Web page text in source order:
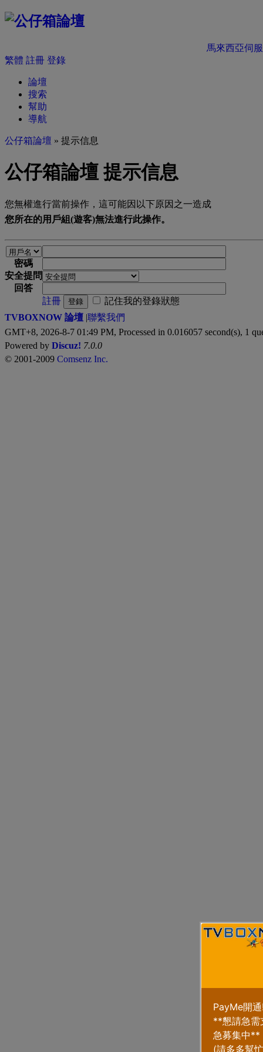
馬來西亞伺
繁體 註冊 登錄
論壇
搜索
幫助
導航
公仔箱論壇 » 提示信息
公仔箱論壇 提示信息
您無權進行當前操作，這可能因以下原因之一造成
您所在的用戶組(遊客)無法進行此操作。
密碼
安全提問
回答
註冊
登錄
記住我的登錄狀態
TVBOXNOW 論壇 |聯繫我們
GMT+8, 2026-8-7 01:49 PM, Processed in 0.016057 second(s), 1
Powered by Discuz! 7.0.0
© 2001-2009 Comsenz Inc.